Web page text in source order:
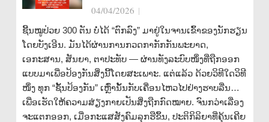
04/04/2026 |
ຊີ້ນໝູປ່ວຍ 300 ຕັນ ບໍ່ໄດ້ “ຕົກລົງ” ມາຢູ່ໃນຈານເຂົ້າຂອງນັກຮຽນ
ໂດຍບັງເອີນ. ມັນໄດ້ຜ່ານການກວດກາກັກກັນພະຍາດ,
ເອກະສານ, ສັນຍາ, ຕາປະທັບ — ຜ່ານທັງລະບົບໜຶ່ງທີ່ຖືກອອກ
ແບບມາເພື່ອປ້ອງກັນສິ່ງນີ້ໂດຍສະເພາະ. ແຕ່ແລ້ວ ດ້ວຍວິທີໃດວິທີ
ໜຶ່ງ ທຸກ “ຊັ້ນປ້ອງກັນ” ເຫຼົ່ານັ້ນກັບເຄື່ອນໄຫວໄປຢ່າງຮາບລື່ນ…
ເພື່ອເຮັດໃຫ້ຄວາມສ່ຽງກາຍເປັນສິ່ງຖືກກົດໝາຍ. ຈົນກວ່າເລື່ອງ
ຈະແຕກອອກ, ເມື່ອກະແສສັງຄົມລຸກຮືຂຶ້ນ, ປະຕິກິລິຍາທີ່ຄຸ້ນເຄີຍ